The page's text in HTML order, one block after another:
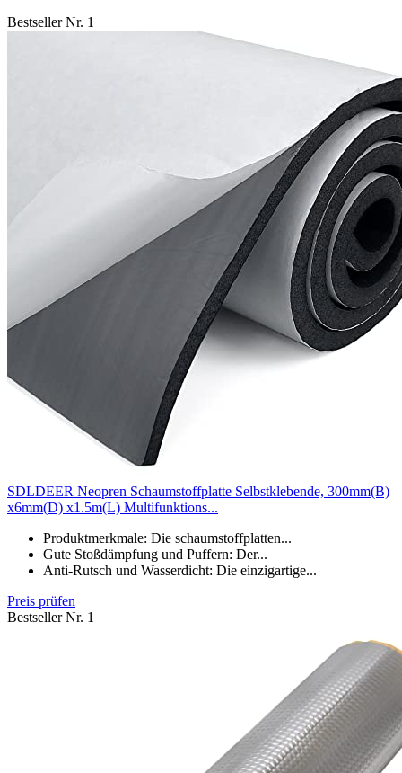
Bestseller Nr. 1
SDLDEER Neopren Schaumstoffplatte Selbstklebende, 300mm(B)
x6mm(D) x1.5m(L) Multifunktions...
Produktmerkmale: Die schaumstoffplatten...
Gute Stoßdämpfung und Puffern: Der...
Anti-Rutsch und Wasserdicht: Die einzigartige...
Preis prüfen
Bestseller Nr. 1